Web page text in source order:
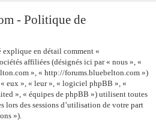
- Politique de
en détail comment «
affiliées (désignés ici par « nous », «
», « http://forums.bluebelton.com »)
eux », « leur », « logiciel phpBB », «
», « équipes de phpBB ») utilisent toutes
lors des sessions d’utilisation de votre part
»).